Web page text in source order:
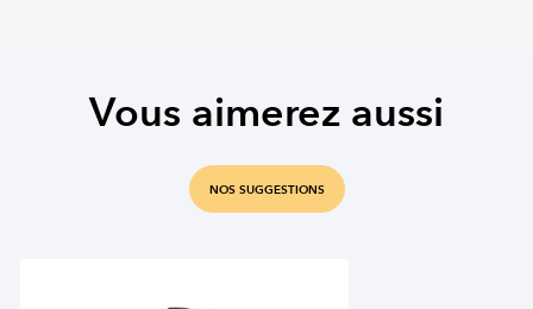
Vous aimerez aussi
NOS SUGGESTIONS